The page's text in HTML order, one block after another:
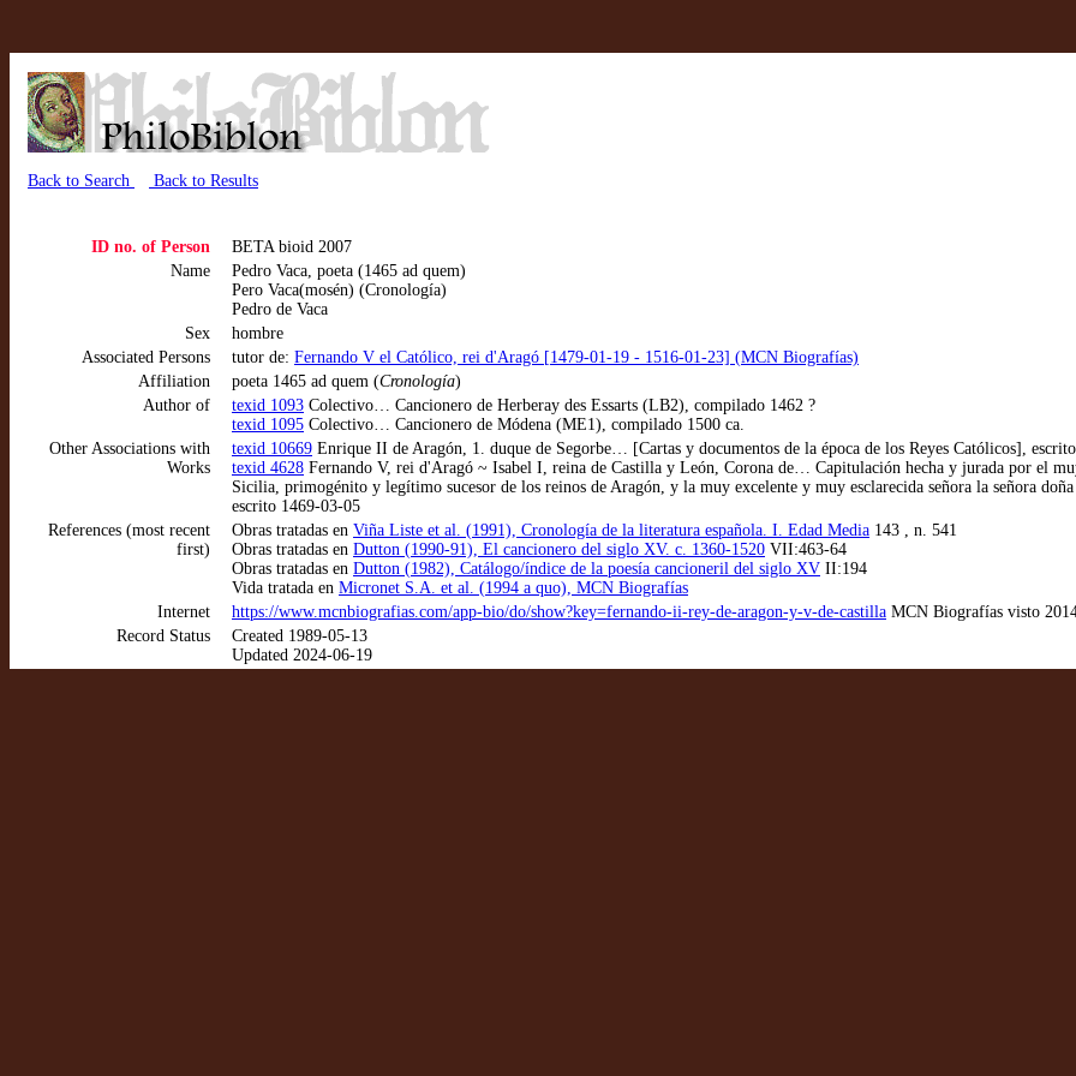
Back to Search Back to Results
ID no. of Person
BETA bioid 2007
Name
Pedro Vaca, poeta (1465 ad quem)
Pero Vaca(mosén) (Cronología)
Pedro de Vaca
Sex
hombre
Associated Persons
tutor de: Fernando V el Católico, rei d'Aragó [1479-01-19 - 1516-01-23] (MCN Biografías)
Affiliation
poeta 1465 ad quem (Cronología)
Author of
texid 1093 Colectivo… Cancionero de Herberay des Essarts (LB2), compilado 1462 ?
texid 1095 Colectivo… Cancionero de Módena (ME1), compilado 1500 ca.
Other Associations with
Works
texid 10669 Enrique II de Aragón, 1. duque de Segorbe… [Cartas y documentos de la época de los Reyes Católicos],
texid 4628 Fernando V, rei d'Aragó ~ Isabel I, reina de Castilla y León, Corona de… Capitulación hecha y jurada por el
Sicilia, primogénito y legítimo sucesor de los reinos de Aragón, y la muy excelente y muy esclarecida señora la señora
escrito 1469-03-05
References (most recent
first)
Obras tratadas en Viña Liste et al. (1991), Cronología de la literatura española. I. Edad Media 143 , n. 541
Obras tratadas en Dutton (1990-91), El cancionero del siglo XV. c. 1360-1520 VII:463-64
Obras tratadas en Dutton (1982), Catálogo/índice de la poesía cancioneril del siglo XV II:194
Vida tratada en Micronet S.A. et al. (1994 a quo), MCN Biografías
Internet
https://www.mcnbiografias.com/app-bio/do/show?key=fernando-ii-rey-de-aragon-y-v-de-castilla MCN Biografías visto
Record Status
Created 1989-05-13
Updated 2024-06-19